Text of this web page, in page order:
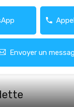
Envoyer un